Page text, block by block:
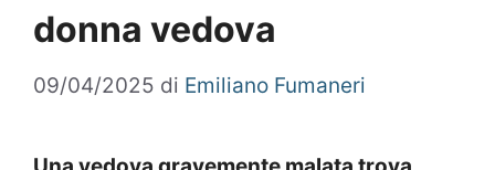
donna vedova
09/04/2025 di Emiliano Fumaneri